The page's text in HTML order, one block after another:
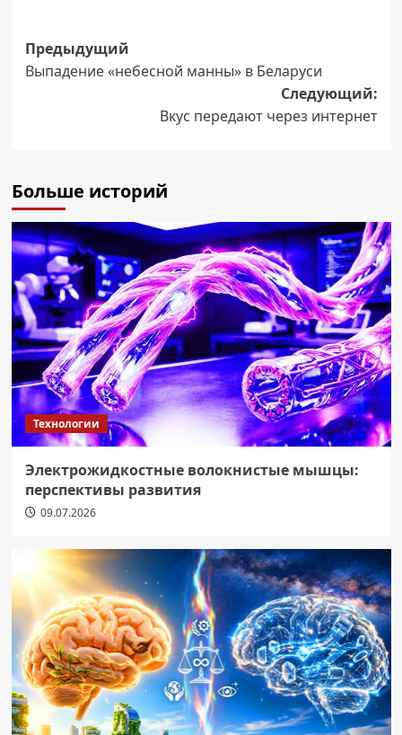
Навигация
записи
Предыдущий
Выпадение «небесной манны» в Беларуси
Следующий:
Вкус передают через интернет
Больше историй
Технологии
Электрожидкостные волокнистые мышцы:
перспективы развития
09.07.2026